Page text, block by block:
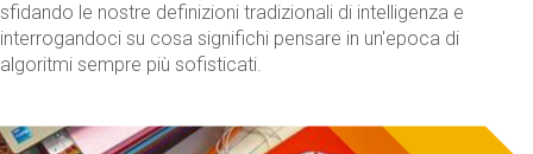
sfidando le nostre definizioni tradizionali di intelligenza e
interrogandoci su cosa significhi pensare in un'epoca di
algoritmi sempre più sofisticati.